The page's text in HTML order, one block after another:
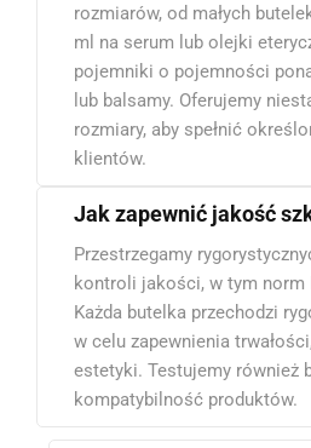
rozmiarów, od małych
ml na serum lub olejki
pojemniki o pojemności
lub balsamy. Oferujemy
rozmiary, aby spełnić
klientów.
Jak zapewnić jakość
Przestrzegamy
kontroli jakości, w tym norm
Każda butelka przechodzi
w celu zapewnienia
estetyki. Testujemy również
kompatybilność produktów.